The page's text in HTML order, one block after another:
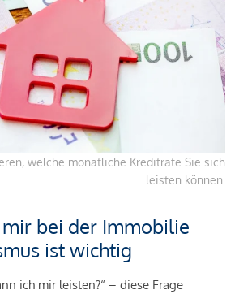
welche monatliche Kreditrate Sie sich
leisten können.
bei der Immobilie
ist wichtig
ich mir leisten?“ – diese Frage